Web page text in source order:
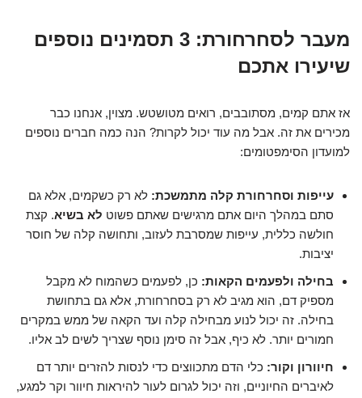
מעבר לסחרחורת: 3 תסמינים נוספים
שיעירו אתכם
אז אתם קמים, מסתובבים, רואים מטושטש. מצוין, אנחנו כבר
מכירים את זה. אבל מה עוד יכול לקרות? הנה כמה חברים נוספים
למועדון הסימפטומים:
עייפות וסחרחורת קלה מתמשכת: לא רק כשקמים, אלא גם
סתם במהלך היום אתם מרגישים שאתם פשוט לא בשיא. קצת
חולשה כללית, עייפות שמסרבת לעזוב, ותחושה קלה של חוסר
יציבות.
בחילה ולפעמים הקאות: כן, לפעמים כשהמוח לא מקבל
מספיק דם, הוא מגיב לא רק בסחרחורת, אלא גם בתחושת
בחילה. זה יכול לנוע מבחילה קלה ועד הקאה של ממש במקרים
חמורים יותר. לא כיף, אבל זה סימן נוסף שצריך לשים לב אליו.
חיוורון וקור: כלי הדם מתכווצים כדי לנסות להזרים יותר דם
לאיברים החיוניים, וזה יכול לגרום לעור להיראות חיוור וקר למגע,